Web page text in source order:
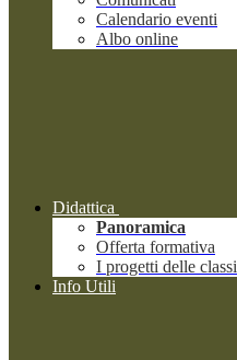
Calendario eventi
Albo online
Didattica
Panoramica
Offerta formativa
I progetti delle classi
Info Utili